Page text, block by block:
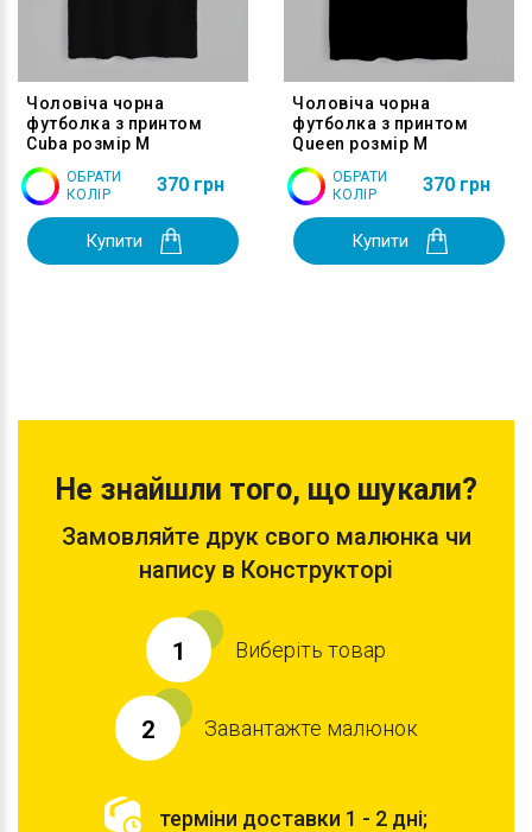
Чоловіча чорна
футболка з принтом
Cuba розмір M
ОБРАТИ
КОЛІР
370 грн
Купити
Чоловіча чорна
футболка з принтом
Queen розмір M
ОБРАТИ
КОЛІР
370 грн
Купити
Не знайшли того, що шукали?
Замовляйте друк свого малюнка чи
напису в Конструкторі
1 Виберіть товар
2 Завантажте малюнок
терміни доставки 1 - 2 дні;